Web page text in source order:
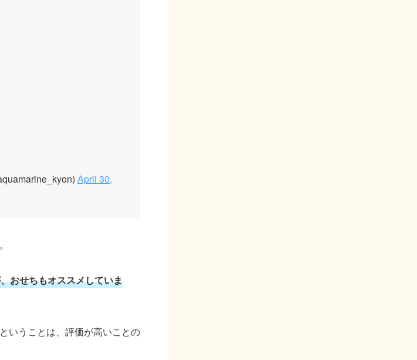
April 30,
おせちもオススメしていま
いうことは、評価が高いことの